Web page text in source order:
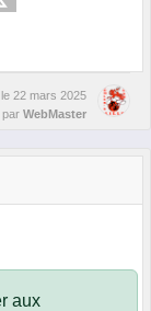
22 mars 2025
par WebMaster
aux